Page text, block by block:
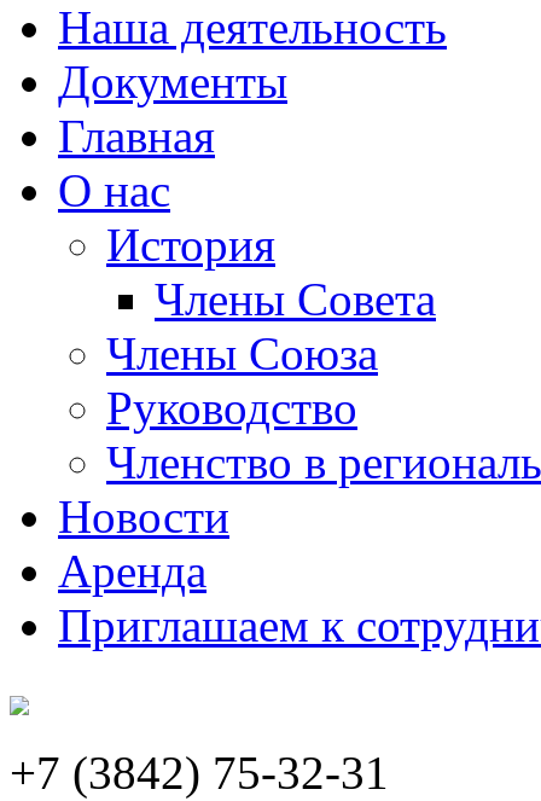
Наша деятельность
Документы
Главная
О нас
История
Члены Совета
Члены Союза
Руководство
Членство в
Новости
Аренда
Приглашаем к
+7 (3842) 75-32-31